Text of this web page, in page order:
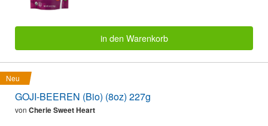
in den Warenkorb
Neu
GOJI-BEEREN (Bio) (8oz) 227g
von Cherie Sweet Heart